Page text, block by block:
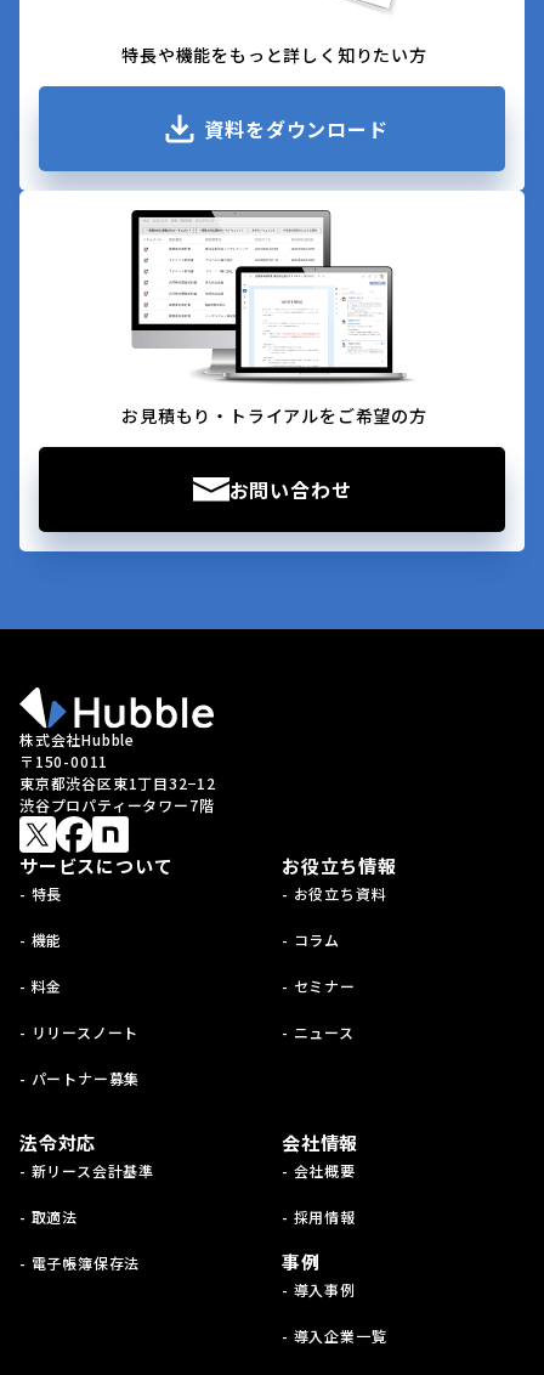
特長や機能をもっと詳しく知りたい方
資料をダウンロード
お見積もり・トライアルをご希望の方
お問い合わせ
株式会社Hubble
〒150-0011
東京都渋谷区東1丁目32−12
渋谷プロパティータワー7階
サービスについて
- 特長
- 機能
- 料金
- リリースノート
- パートナー募集
お役立ち情報
- お役立ち資料
- コラム
- セミナー
- ニュース
法令対応
- 新リース会計基準
- 取適法
- 電子帳簿保存法
会社情報
- 会社概要
- 採用情報
事例
- 導入事例
- 導入企業一覧